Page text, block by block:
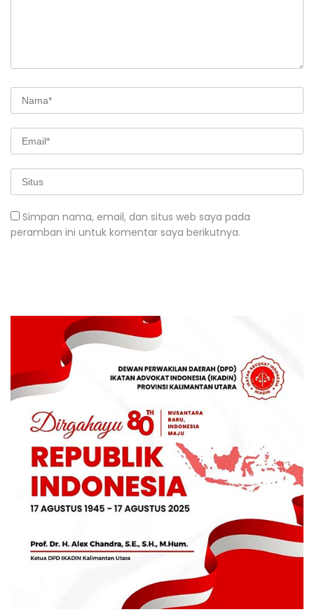
Simpan nama, email, dan situs web saya pada
peramban ini untuk komentar saya berikutnya.